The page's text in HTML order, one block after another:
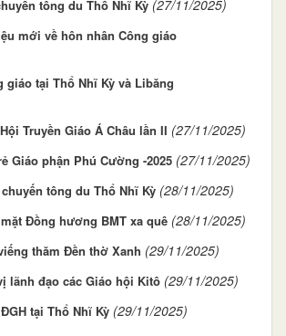
tông du Thổ Nhĩ Kỳ (27/11/2025)
mới về hôn nhân Công giáo
giáo tại Thổ Nhĩ Kỳ và Libăng
Truyền Giáo Á Châu lần II (27/11/2025)
Giáo phận Phú Cường -2025 (27/11/2025)
tông du Thổ Nhĩ Kỳ (28/11/2025)
Đồng hương BMT xa quê (28/11/2025)
thăm Đền thờ Xanh (29/11/2025)
lãnh đạo các Giáo hội Kitô (29/11/2025)
tại Thổ Nhĩ Kỳ (29/11/2025)